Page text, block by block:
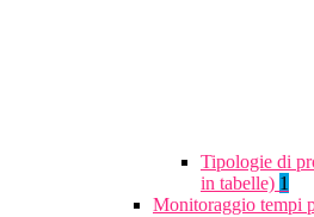
Tipologie di
in tabelle) 1
Monitoraggio tempi